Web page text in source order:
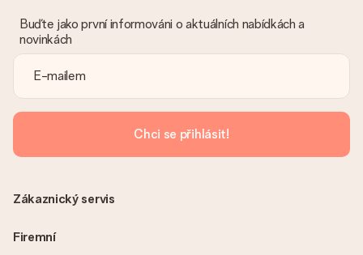
vhodné řešení.
Je faktura odeslána spolu s objednávkou?
vždy v potvrzovacím e-mailu a vždy ji najdete ve svém účtu
MySurprise. To znamená, že můžete dar doručit přímo
příjemci, což je opravdovým překvapením!
Buďte jako první informováni o aktuálních nabídkách a
novinkách
Chci se přihlásit!
Zákaznický servis
Firemní